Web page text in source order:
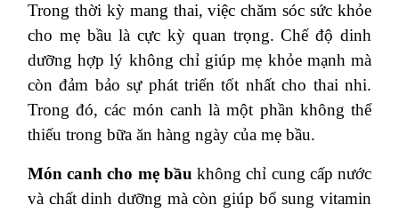
Trong thời kỳ mang thai, việc chăm sóc sức khỏe
cho mẹ bầu là cực kỳ quan trọng. Chế độ dinh
dưỡng hợp lý không chỉ giúp mẹ khỏe mạnh mà
còn đảm bảo sự phát triển tốt nhất cho thai nhi.
Trong đó, các món canh là một phần không thể
thiếu trong bữa ăn hàng ngày của mẹ bầu.
Món canh cho mẹ bầu không chỉ cung cấp nước
và chất dinh dưỡng mà còn giúp bổ sung vitamin